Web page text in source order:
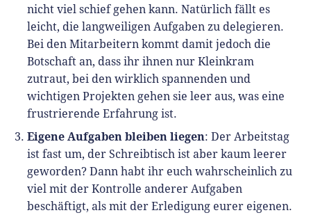
nicht viel schief gehen kann. Natürlich fällt es
leicht, die langweiligen Aufgaben zu delegieren.
Bei den Mitarbeitern kommt damit jedoch die
Botschaft an, dass ihr ihnen nur Kleinkram
zutraut, bei den wirklich spannenden und
wichtigen Projekten gehen sie leer aus, was eine
frustrierende Erfahrung ist.
Eigene Aufgaben bleiben liegen: Der Arbeitstag
ist fast um, der Schreibtisch ist aber kaum leerer
geworden? Dann habt ihr euch wahrscheinlich zu
viel mit der Kontrolle anderer Aufgaben
beschäftigt, als mit der Erledigung eurer eigenen.